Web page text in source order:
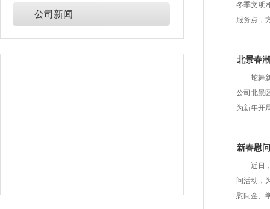
公司新闻
冬季文明
服务点，
北景春
蛇舞
公司北景
为新年开
新春慰
近日
问活动，
慰问金、